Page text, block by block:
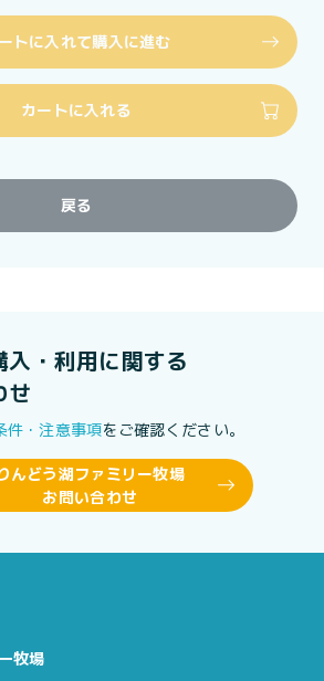
トに入れて購入に進む
カートに入れる
戻る
入・利用に関する
せ
件・注意事項をご確認ください。
んどう湖ファミリー牧場
お問い合わせ
牧場